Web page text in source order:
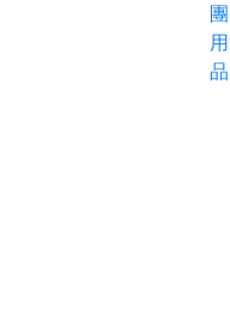
團
用
品